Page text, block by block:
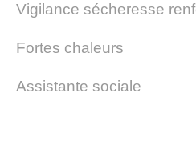
Vigilance sécheresse
Fortes chaleurs
Assistante sociale